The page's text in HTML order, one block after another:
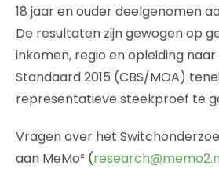
18 jaar en ouder deelgenomen
De resultaten zijn gewogen op
inkomen, regio en opleiding
Standaard 2015 (CBS/MOA)
representatieve steekproef te
Vragen over het
aan MeMo² (